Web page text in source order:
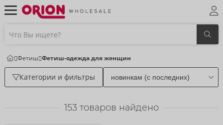
Фетиш Фетиш-одежда для женщин
Категории и фильтры
153 товаров найдено